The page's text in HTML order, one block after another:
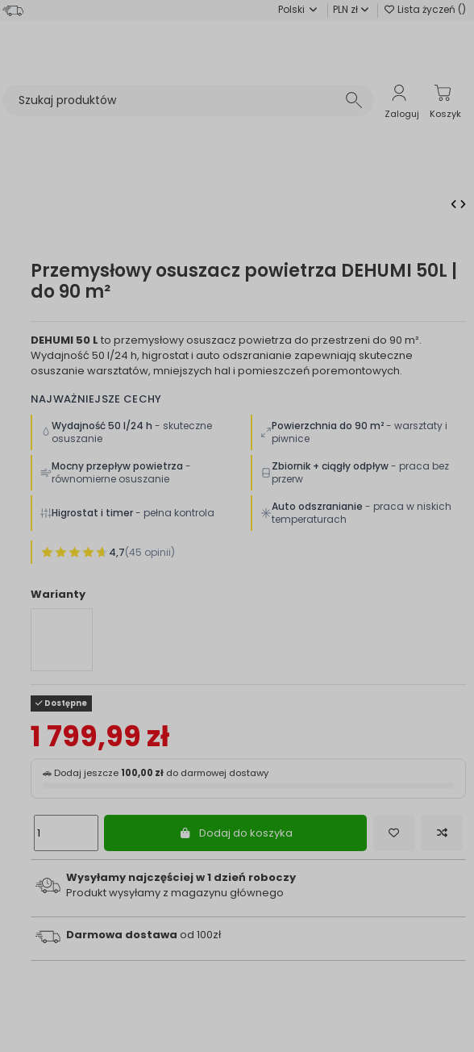
Polski PLN zł Lista życzeń ()
Zaloguj Koszyk
Przemysłowy osuszacz powietrza DEHUMI 50L |
do 90 m²
DEHUMI 50 L to przemysłowy osuszacz powietrza do przestrzeni do 90 m².
Wydajność 50 l/24 h, higrostat i auto odszranianie zapewniają skuteczne
osuszanie warsztatów, mniejszych hal i pomieszczeń poremontowych.
NAJWAŻNIEJSZE CECHY
Wydajność 50 l/24 h - skuteczne
osuszanie
Powierzchnia do 90 m²- warsztaty i
piwnice
Mocny przepływ powietrza -
równomierne osuszanie
Zbiornik + ciągły odpływ- praca bez
przerw
Higrostat i timer- pełna kontrola Auto odszranianie - praca w niskich
temperaturach
4,7(45 opinii)
Warianty
Dostępne
1 799,99 zł
🚗 Dodaj jeszcze 100,00 złdo darmowej dostawy
Dodaj do koszyka
Wysyłamy najczęściej w 1 dzień roboczy
Produkt wysyłamy z magazynu głównego
Darmowa dostawa od 100zł